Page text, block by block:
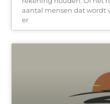
aantal mensen dat wordt
er